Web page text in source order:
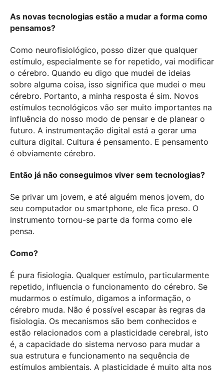
As novas tecnologias estão a mudar a forma como
pensamos?
Como neurofisiológico, posso dizer que qualquer
estímulo, especialmente se for repetido, vai modificar
o cérebro. Quando eu digo que mudei de ideias
sobre alguma coisa, isso significa que mudei o meu
cérebro. Portanto, a minha resposta é sim. Novos
estímulos tecnológicos vão ser muito importantes na
influência do nosso modo de pensar e de planear o
futuro. A instrumentação digital está a gerar uma
cultura digital. Cultura é pensamento. E pensamento
é obviamente cérebro.
Então já não conseguimos viver sem tecnologias?
Se privar um jovem, e até alguém menos jovem, do
seu computador ou smartphone, ele fica preso. O
instrumento tornou-se parte da forma como ele
pensa.
Como?
É pura fisiologia. Qualquer estímulo, particularmente
repetido, influencia o funcionamento do cérebro. Se
mudarmos o estímulo, digamos a informação, o
cérebro muda. Não é possível escapar às regras da
fisiologia. Os mecanismos são bem conhecidos e
estão relacionados com a plasticidade cerebral, isto
é, a capacidade do sistema nervoso para mudar a
sua estrutura e funcionamento na sequência de
estímulos ambientais. A plasticidade é muito alta nos